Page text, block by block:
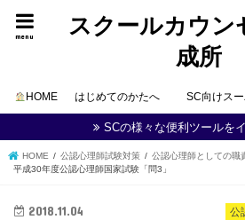
スクールカウン
成所
menu
HOME はじめてのかたへ SC向けス
SCの様々な便利ツールを
HOME 公認心理師試験対策
公認心理師としての職
平成30年度公認心理師国家試験「問3」
公
2018.11.04